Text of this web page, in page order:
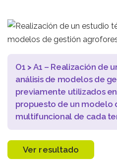
O1 >A1 – Realización de
análisis de modelos de
previamente utilizados
propuesto de un modelo
multifuncional de cada
Ver resultado